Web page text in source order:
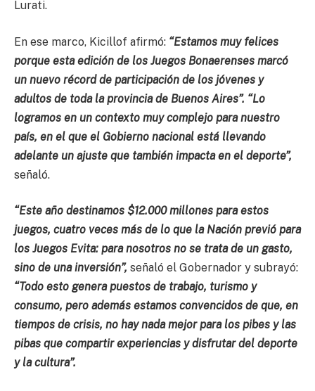
Lurati.
En ese marco, Kicillof afirmó: “Estamos muy felices
porque esta edición de los Juegos Bonaerenses marcó
un nuevo récord de participación de los jóvenes y
adultos de toda la provincia de Buenos Aires”. “Lo
logramos en un contexto muy complejo para nuestro
país, en el que el Gobierno nacional está llevando
adelante un ajuste que también impacta en el deporte”,
señaló.
“Este año destinamos $12.000 millones para estos
juegos, cuatro veces más de lo que la Nación previó para
los Juegos Evita: para nosotros no se trata de un gasto,
sino de una inversión”, señaló el Gobernador y subrayó:
“Todo esto genera puestos de trabajo, turismo y
consumo, pero además estamos convencidos de que, en
tiempos de crisis, no hay nada mejor para los pibes y las
pibas que compartir experiencias y disfrutar del deporte
y la cultura”.